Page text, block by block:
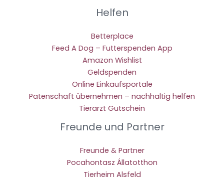
Helfen
Betterplace
Feed A Dog – Futterspenden App
Amazon Wishlist
Geldspenden
Online Einkaufsportale
Patenschaft übernehmen – nachhaltig helfen
Tierarzt Gutschein
Freunde und Partner
Freunde & Partner
Pocahontasz Állatotthon
Tierheim Alsfeld